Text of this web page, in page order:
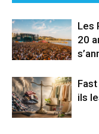
Les
20
ils